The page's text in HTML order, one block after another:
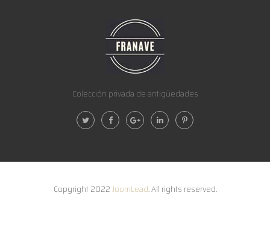
Colección privada de antigüedades
Copyright 2022JoomLead. All rights reserved.